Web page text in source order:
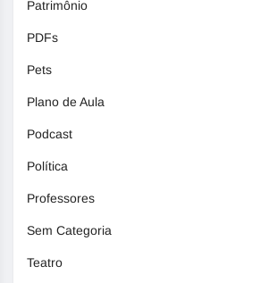
Patrimônio
PDFs
Pets
Plano de Aula
Podcast
Política
Professores
Sem Categoria
Teatro